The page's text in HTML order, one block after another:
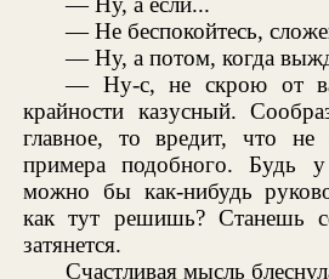
— Не беспокойтесь,
— Ну, а потом, когда
— Ну-с, не скрою от
крайности казусный.
главное, то вредит, что
примера подобного. Будь
можно бы как-нибудь
как тут решишь? Станешь
затянется.
Счастливая мысль